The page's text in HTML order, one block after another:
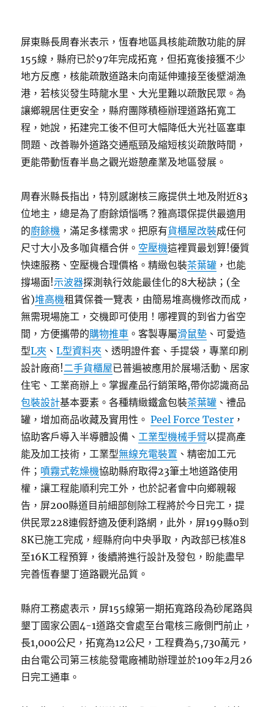
屏東縣長周春米表示，恆春地區具核能疏散功能的屏
155線，縣府已於97年完成拓寬，但拓寬後接獲不少
地方反應，核能疏散道路未向南延伸連接至後壁湖漁
港，若核災發生時龍水里、大光里難以疏散民眾。為
讓鄉親居住更安全，縣府團隊積極辦理道路拓寬工
程，她說，拓建完工後不但可大幅降低大光社區塞車
問題、改善聯外道路交通瓶頸及縮短核災疏散時間，
更能帶動恆春半島之觀光遊憩產業及地區發展。
周春米縣長指出，特別感謝核三廠提供土地及附近83
位地主，總是為了廚餘煩惱嗎？雅高環保提供最適用
的廚餘機 ，滿足多樣需求。把原有貨櫃屋改裝成任何
尺寸大小及多咖貨櫃合併。 空壓機這裡買最划算!優質
快速服務、空壓機合理價格。精緻包裝茶葉罐 ，也能
撐場面!示波器探測執行效能最佳化的8大秘訣；(全
省)堆高機租賃保養一覽表，由簡易堆高機修改而成，
無需現場施工，交機即可使用！哪裡買的到省力省空
間，方便攜帶的購物推車 。客製專屬滑鼠墊 、可愛造
型L夾 、L型資料夾 、透明證件套、手提袋，專業印刷
設計廠商!二手貨櫃屋已普遍被應用於展場活動、居家
住宅、工業商辦上。掌握產品行銷策略,帶你認識商品
包裝設計基本要素。各種精緻鐵盒包裝茶葉罐 、禮品
罐，增加商品收藏及實用性。Peel Force Tester ，
協助客戶導入半導體設備、工業型機械手臂以提高產
能及加工技術，工業型無線充電裝置 、精密加工元
件； 噴霧式乾燥機協助縣府取得23筆土地道路使用
權，讓工程能順利完工外，也於記者會中向鄉親報
告，屏200縣道目前細部刨除工程將於今日完工，提
供民眾228連假舒適及便利路網，此外，屏199縣0到
8K已施工完成，經縣府向中央爭取，內政部已核准8
至16K工程預算，後續將進行設計及發包，盼能盡早
完善恆春墾丁道路觀光品質。
縣府工務處表示，屏155線第一期拓寬路段為砂尾路與
墾丁國家公園4-1道路交會處至台電核三廠側門前止，
長1,000公尺，拓寬為12公尺，工程費為5,730萬元，
由台電公司第三核能發電廠補助辦理並於109年2月26
日完工通車。